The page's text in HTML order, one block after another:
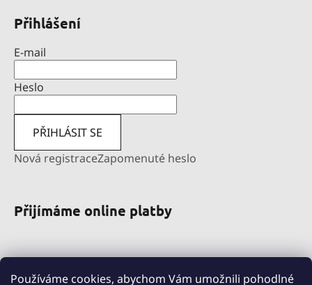
Používáme cookies, abychom Vám umožnili pohodlné
Přihlášení
E-mail
Heslo
PŘIHLÁSIT SE
Nová registraceZapomenuté heslo
Přijímáme online platby